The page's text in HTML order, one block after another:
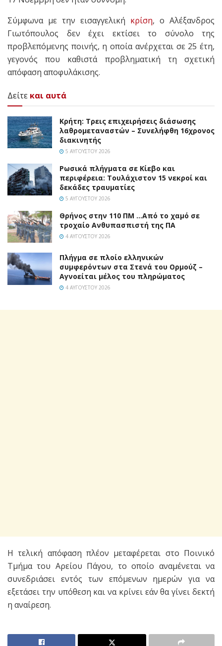
Σύμφωνα με την εισαγγελική κρίση, ο Αλέξανδρος
Γιωτόπουλος δεν έχει εκτίσει το σύνολο της
προβλεπόμενης ποινής, η οποία ανέρχεται σε 25 έτη,
γεγονός που καθιστά προβληματική τη σχετική
απόφαση αποφυλάκισης.
Δείτε και αυτά
Κρήτη: Τρεις επιχειρήσεις διάσωσης
λαθρομεταναστών – Συνελήφθη 16χρονος
διακινητής
5 ΑΥΓΟΎΣΤΟΥ 2026
Ρωσικά πλήγματα σε Κίεβο και
περιφέρεια: Τουλάχιστον 15 νεκροί και
δεκάδες τραυματίες
5 ΑΥΓΟΎΣΤΟΥ 2026
Θρήνος στην 110 ΠΜ …Από το χαμό σε
τροχαίο Ανθυπασπιστή της ΠΑ
4 ΑΥΓΟΎΣΤΟΥ 2026
Πλήγμα σε πλοίο ελληνικών
συμφερόντων στα Στενά του Ορμούζ –
Αγνοείται μέλος του πληρώματος
4 ΑΥΓΟΎΣΤΟΥ 2026
Η τελική απόφαση πλέον μεταφέρεται στο Ποινικό
Τμήμα του Αρείου Πάγου, το οποίο αναμένεται να
συνεδριάσει εντός των επόμενων ημερών για να
εξετάσει την υπόθεση και να κρίνει εάν θα γίνει δεκτή
η αναίρεση.